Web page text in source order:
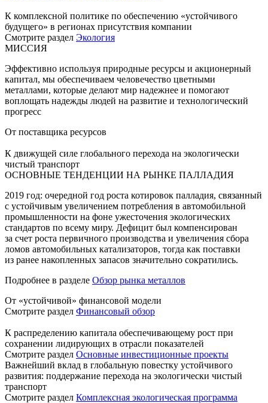
К комплексной политике по обеспечению «устойчивого
будущего» в регионах присутствия компании
Смотрите раздел Экология
МИССИЯ
Эффективно используя природные ресурсы и акционерный
капитал, мы обеспечиваем человечество цветными
металлами, которые делают мир надежнее и помогают
воплощать надежды людей на развитие и технологический
прогресс
От поставщика ресурсов
К движущей силе глобального перехода на экологически
чистый транспорт
ОСНОВНЫЕ ТЕНДЕНЦИИ НА РЫНКЕ ПАЛЛАДИЯ
2019 год: очередной год роста котировок палладия, связанный
с устойчивым увеличением потребления в автомобильной
промышленности на фоне ужесточения экологических
стандартов по всему миру. Дефицит был компенсирован
за счет роста первичного производства и увеличения сбора
ломов автомобильных катализаторов, тогда как поставки
из ранее накопленных запасов значительно сократились.
Подробнее в разделе Обзор рынка металлов
От «устойчивой» финансовой модели
Смотрите раздел Финансовый обзор
К распределению капитала обеспечивающему рост при
сохранении лидирующих в отрасли показателей
Смотрите раздел Основные инвестиционные проекты
Важнейший вклад в глобальную повестку устойчивого
развития: поддержание перехода на экологически чистый
транспорт
Смотрите раздел Комплексная экологическая программа